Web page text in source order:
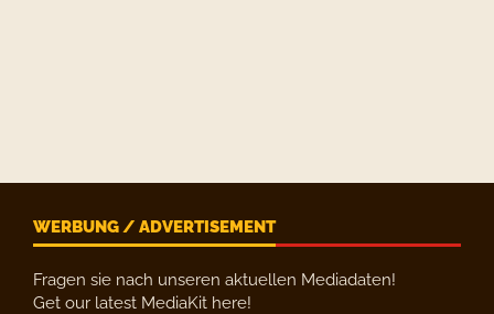
WERBUNG / ADVERTISEMENT
Fragen sie nach unseren aktuellen Mediadaten!
Get our latest MediaKit here!